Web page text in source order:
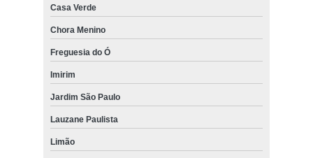
Casa Verde
Chora Menino
Freguesia do Ó
Imirim
Jardim São Paulo
Lauzane Paulista
Limão